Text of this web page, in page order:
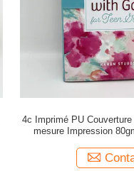
4c Imprimé PU
mesure Impression